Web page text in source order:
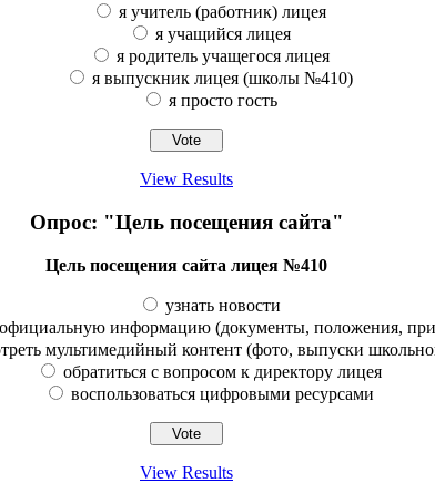
я учитель (работник) лицея
я учащийся лицея
я родитель учащегося лицея
я выпускник лицея (школы №410)
я просто гость
View Results
Опрос: "Цель посещения сайта"
Цель посещения сайта лицея №410
узнать новости
информацию (документы, положения,
мультимедийный контент (фото, выпуски
обратиться с вопросом к директору лицея
воспользоваться цифровыми ресурсами
View Results